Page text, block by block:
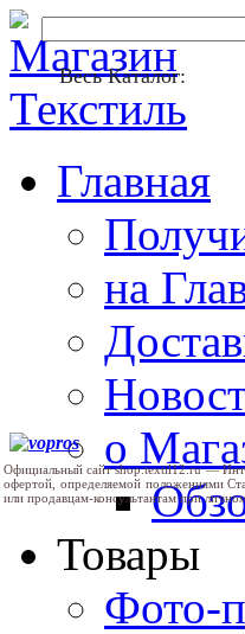
Главная
на
о
Товары
Фото-
Весь Каталог:
Официальный сайт shop.textil12.ru —
офертой, определяемой положениями
или продавцам-консультантам при